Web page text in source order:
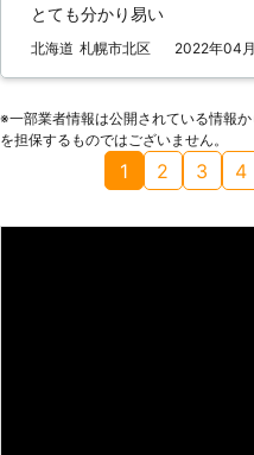
い
ません
の
た
いた
の
ください
ラ
ず
依
りません
社
頼
え
とても分かり易い
北海道 札幌市北区 2022年04
※⼀部業者情報は公開されている情報
を担保するものではございません。
1 2 3 4